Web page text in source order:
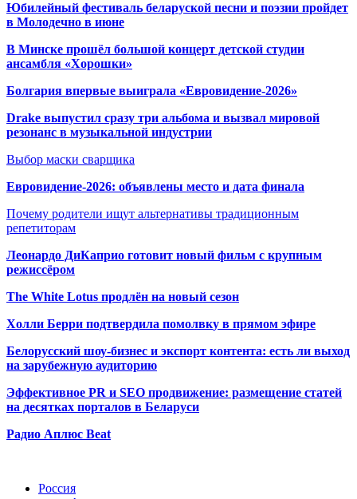
Юбилейный фестиваль беларуской песни и поэзии пройдет
в Молодечно в июне
В Минске прошёл большой концерт детской студии
ансамбля «Хорошки»
Болгария впервые выиграла «Евровидение-2026»
Drake выпустил сразу три альбома и вызвал мировой
резонанс в музыкальной индустрии
Выбор маски сварщика
Евровидение-2026: объявлены место и дата финала
Почему родители ищут альтернативы традиционным
репетиторам
Леонардо ДиКаприо готовит новый фильм с крупным
режиссёром
The White Lotus продлён на новый сезон
Холли Берри подтвердила помолвку в прямом эфире
Белорусский шоу-бизнес и экспорт контента: есть ли выход
на зарубежную аудиторию
Эффективное PR и SEO продвижение: размещение статей
на десятках порталов в Беларуси
Радио Аплюс Beat
Россия